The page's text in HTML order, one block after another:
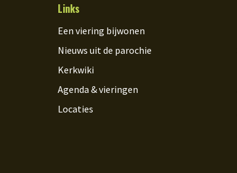
Links
Een viering bijwonen
Nieuws uit de parochie
Kerkwiki
Agenda & vieringen
Locaties